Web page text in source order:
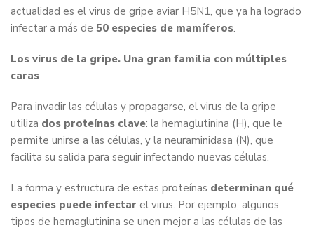
actualidad es el virus de gripe aviar H5N1, que ya ha logrado
infectar a más de 50 especies de mamíferos.
Los virus de la gripe. Una gran familia con múltiples
caras
Para invadir las células y propagarse, el virus de la gripe
utiliza dos proteínas clave: la hemaglutinina (H), que le
permite unirse a las células, y la neuraminidasa (N), que
facilita su salida para seguir infectando nuevas células.
La forma y estructura de estas proteínas determinan qué
especies puede infectar el virus. Por ejemplo, algunos
tipos de hemaglutinina se unen mejor a las células de las